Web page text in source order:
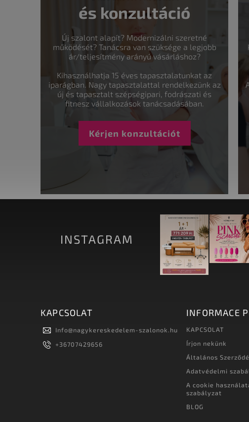
és konzultáció
Új szalont alapít? Modernizálni szeretné
működését? Tanácsra van szüksége a legjobb
ár/teljesítmény arányú vásárláshoz?
Kihasználhatja 15 éves tapasztalatunkat az
iparágban. Nagy tapasztalattal rendelkezünk az
új és tapasztalt szépségipari, fodrászati és
fitnesz vállalkozások tanácsadásában.
Kérjen konzultációt
INSTAGRAM
KAPCSOLAT
Info@nagykereskedelem-szalonok.hu
+36707429656
INFORMACE
KAPCSOLAT
Írjon nekünk
Általános
Adatvédelmi
A cookie
szabályzat
BLOG